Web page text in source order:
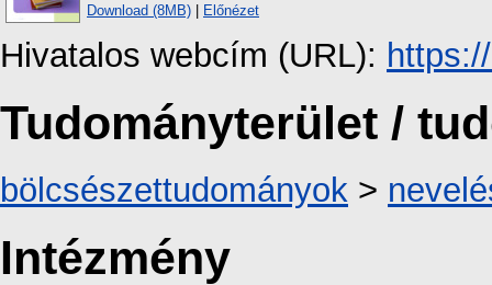
Download (8MB) | Előnézet
Hivatalos webcím (URL):
Tudományterület /
bölcsészettudományok >
Intézmény